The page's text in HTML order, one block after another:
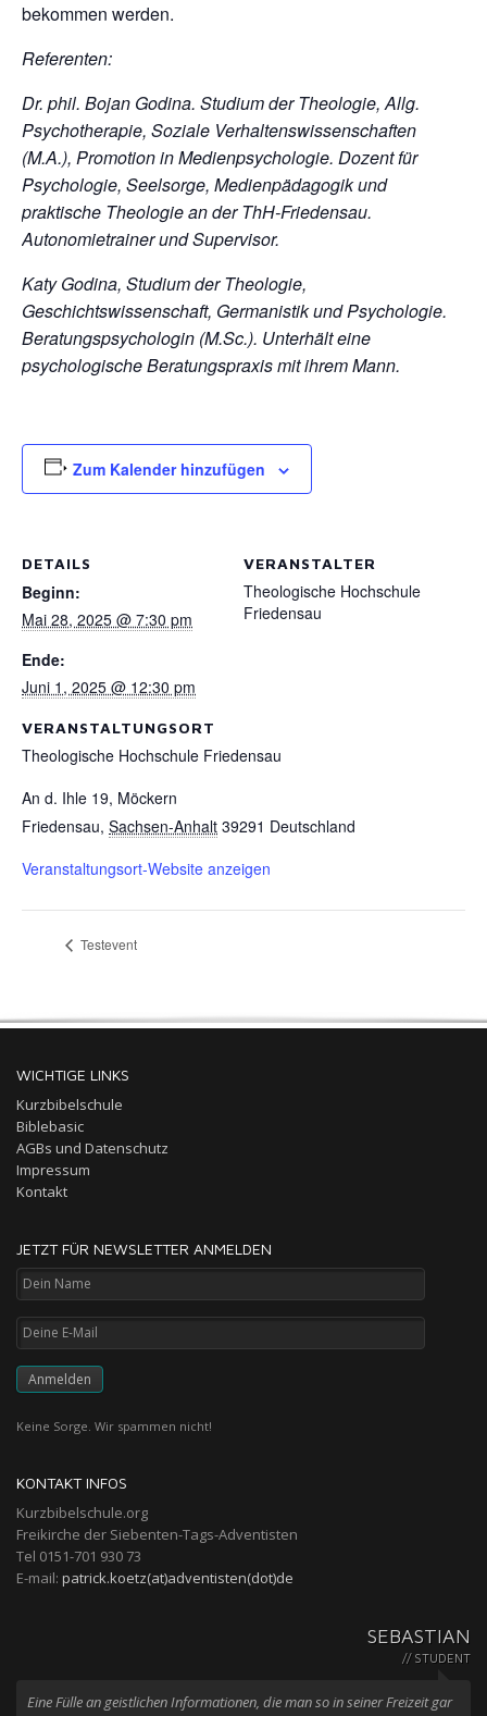
bekommen werden.
Referenten:
Dr. phil. Bojan Godina. Studium der Theologie, Allg.
Psychotherapie, Soziale Verhaltenswissenschaften
(M.A.), Promotion in Medienpsychologie. Dozent für
Psychologie, Seelsorge, Medienpädagogik und
praktische Theologie an der ThH-Friedensau.
Autonomietrainer und Supervisor.
Katy Godina, Studium der Theologie,
Geschichtswissenschaft, Germanistik und Psychologie.
Beratungspsychologin (M.Sc.). Unterhält eine
psychologische Beratungspraxis mit ihrem Mann.
Zum Kalender hinzufügen
DETAILS
Beginn:
Mai 28, 2025 @ 7:30 pm
Ende:
Juni 1, 2025 @ 12:30 pm
VERANSTALTUNGSORT
Theologische Hochschule Friedensau
An d. Ihle 19, Möckern
Friedensau, Sachsen-Anhalt 39291 Deutschland
Veranstaltungsort-Website anzeigen
VERANSTALTER
Theologische Hochschule
Friedensau
Testevent
WICHTIGE LINKS
Kurzbibelschule
Biblebasic
AGBs und Datenschutz
Impressum
Kontakt
JETZT FÜR NEWSLETTER ANMELDEN
Keine Sorge. Wir spammen nicht!
KONTAKT INFOS
Kurzbibelschule.org
Freikirche der Siebenten-Tags-Adventisten
Tel 0151-701 930 73
E-mail: patrick.koetz(at)adventisten(dot)de
SEBASTIAN
// STUDENT
Eine Fülle an geistlichen Informationen, die man so in seiner Freizeit gar